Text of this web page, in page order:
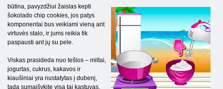
būtina, pavyzdžiui žaislas kepti
šokolado chip cookies, jos patys
komponentai bus veikiami vieną ant
virtuvės stalo, ir jums reikia tik
paspausti ant jų su pele.
Viskas prasideda nuo tešlos – miltai,
jogurtas, cukrus, kakavos ir
kiaušiniai yra nustatytas į dubenį,
tada sumaišykite visa tai kastuvas.